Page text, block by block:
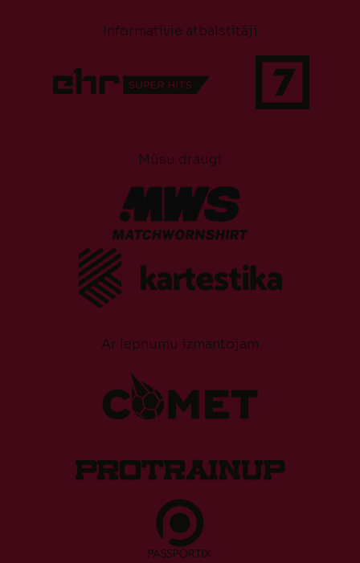
Informatīvie atbalstītāji
Mūsu draugi
Ar lepnumu izmantojam